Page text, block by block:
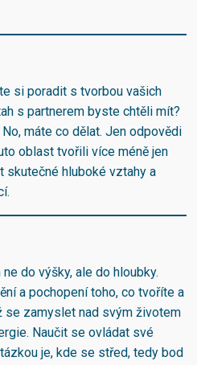
si poradit s tvorbou vašich
s partnerem byste chtěli mít?
máte co dělat. Jen odpovědi
oblast tvořili více méně jen
skutečné hluboké vztahy a
do výšky, ale do hloubky.
a pochopení toho, co tvoříte a
se zamyslet nad svým životem
Naučit se ovládat své
je, kde se střed, tedy bod